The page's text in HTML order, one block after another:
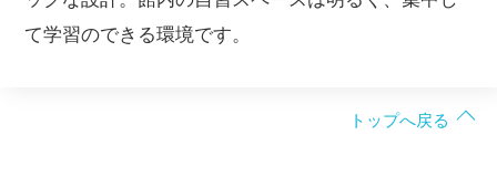
て学習のできる環境です。
トップへ戻る